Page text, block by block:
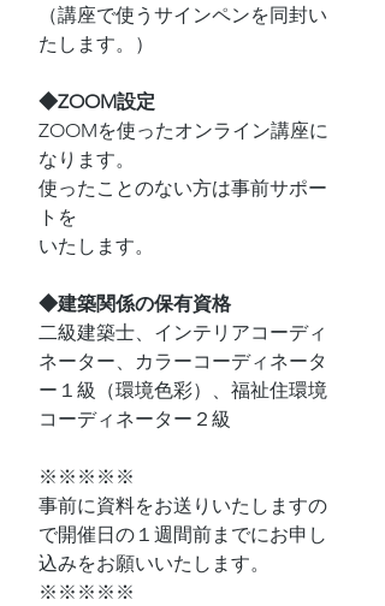
（講座で使うサインペンを同封い
たします。）
◆ZOOM設定
ZOOMを使ったオンライン講座に
なります。
使ったことのない方は事前サポー
トを
いたします。
◆建築関係の保有資格
二級建築士、インテリアコーディ
ネーター、カラーコーディネータ
ー１級（環境色彩）、福祉住環境
コーディネーター２級
※※※※※
事前に資料をお送りいたしますの
で開催日の１週間前までにお申し
込みをお願いいたします。
※※※※※